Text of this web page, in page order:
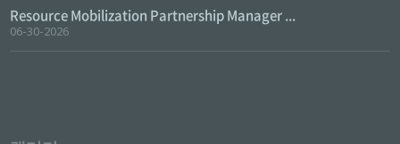
Resource Mobilization Partnership Manager ...
06-30-2026